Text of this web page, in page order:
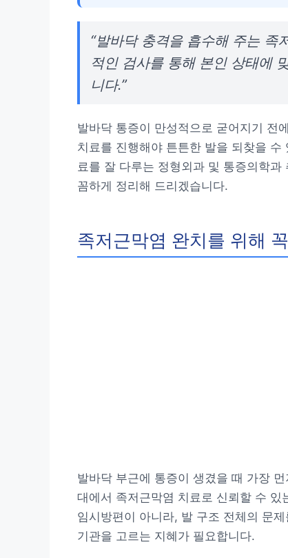
“발바닥 충격을 흡수해 주는 족
적인 검사를 통해 본인 상태에
니다.”
발바닥 통증이 만성적으로 굳어지기 전
치료를 진행해야 튼튼한 발을 되찾을
료를 잘 다루는 정형외과 및 통증의학
꼼하게 정리해 드리겠습니다.
족저근막염 완치를 위해
발바닥 부근에 통증이 생겼을 때 가장
대에서 족저근막염 치료로 신뢰할 수
임시방편이 아니라, 발 구조 전체의 문
기관을 고르는 지혜가 필요합니다.